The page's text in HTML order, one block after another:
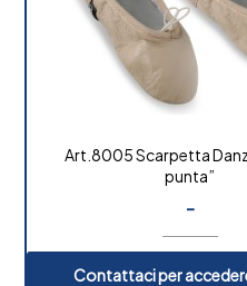
Art.8005 Scarpetta
punta”
-
Contattaci per